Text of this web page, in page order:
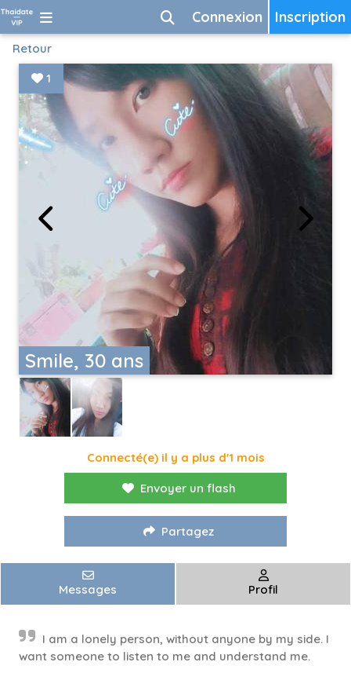
Inscription
Connexion
Retour
Smile, 30 ans
1
Connecté(e) il y a plus d'1 mois
Envoyer un flash
Partagez
Messages Profil
I am a lonely person, without anyone by my side. I
want someone to listen to me and understand me.